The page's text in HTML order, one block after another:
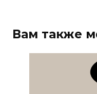
Вам также